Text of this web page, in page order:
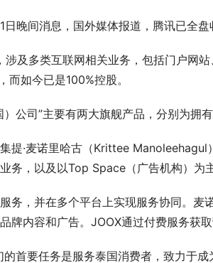
晚间消息，国外媒体报道，腾讯已全
及多类互联网相关业务，包括门户网
如今已是100%控股。
）公司”主要有两大旗舰产品，分别为
提·麦诺里哈古（Krittee
务，以及以Top Space（广告机构）为
务，并在多个平台上实现服务协同。
牌内容和广告。JOOX通过付费服务获
的首要任务是服务泰国消费者，致力于